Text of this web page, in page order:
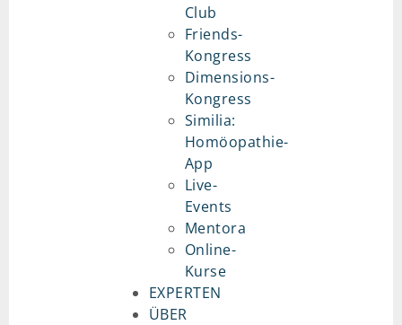
Club
Friends-
Kongress
Dimensions-
Kongress
Similia:
Homöopathie-
App
Live-
Events
Mentora
Online-
Kurse
EXPERTEN
ÜBER